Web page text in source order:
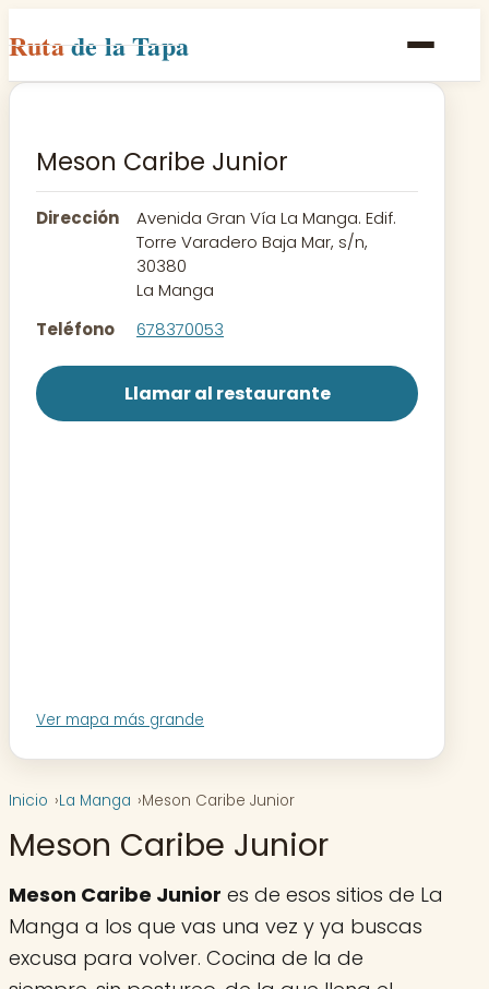
Rutade la Tapa
Inicio
Rutas
Meson Caribe Junior
Dirección
Avenida Gran Vía La Manga. Edif.
Torre Varadero Baja Mar, s/n,
30380
La Manga
Teléfono
678370053
Llamar al restaurante
Ver mapa más grande
Inicio La Manga Meson Caribe Junior
Meson Caribe Junior
Meson Caribe Junior es de esos sitios de La
Manga a los que vas una vez y ya buscas
excusa para volver. Cocina de la de